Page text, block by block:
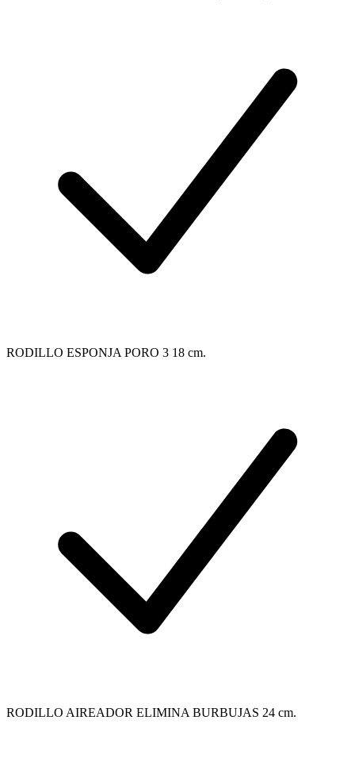
RODILLO ESPONJA PORO 3 18 cm.
RODILLO AIREADOR ELIMINA BURBUJAS 24 cm.